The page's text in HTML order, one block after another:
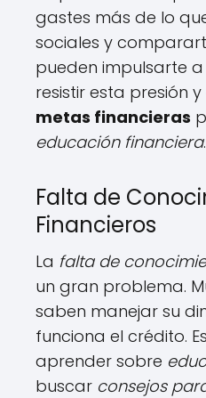
gastes más de lo
sociales y
pueden impulsarte
resistir esta presión
metas financieras
educación financiera.
Falta de
Financieros
La falta de
un gran problema.
saben manejar su
funciona el crédito.
aprender sobre
buscar consejos